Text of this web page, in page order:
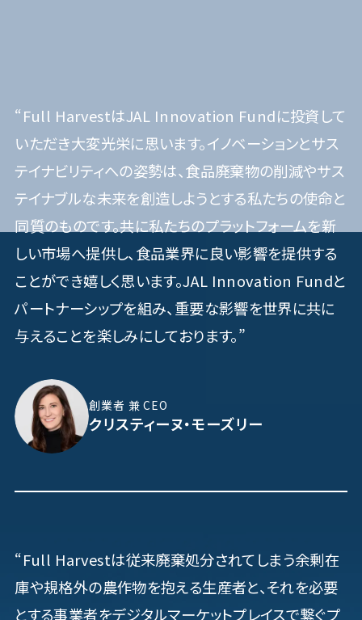
“Full HarvestはJAL Innovation Fundに投資して
いただき大変光栄に思います。イノベーションとサス
テイナビリティへの姿勢は、食品廃棄物の削減やサス
テイナブルな未来を創造しようとする私たちの使命と
同質のものです。共に私たちのプラットフォームを新
しい市場へ提供し、食品業界に良い影響を提供する
ことができ嬉しく思います。JAL Innovation Fundと
パートナーシップを組み、重要な影響を世界に共に
与えることを楽しみにしております。”
創業者 兼 CEO
クリスティーヌ・モーズリー
“Full Harvestは従来廃棄処分されてしまう余剰在
庫や規格外の農作物を抱える生産者と、それを必要
とする事業者をデジタルマーケットプレイスで繋ぐプ